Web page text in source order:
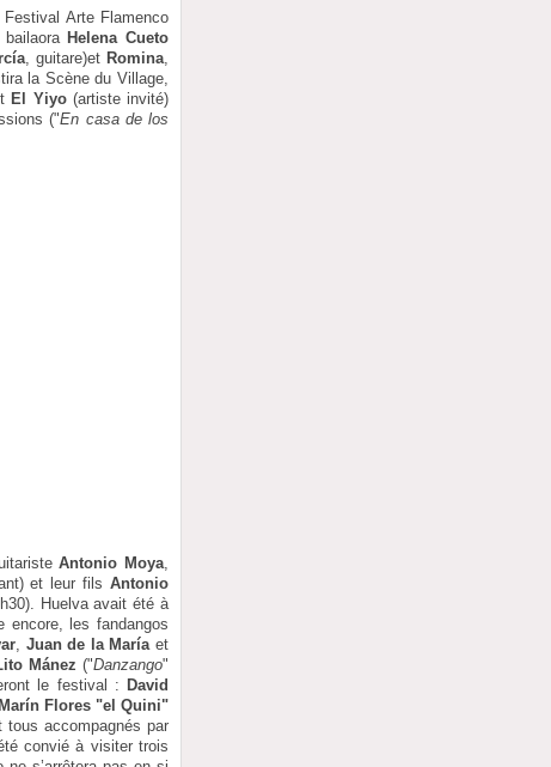
Arte Flamenco
Helena Cueto
, guitare)et Romina,
la Scène du Village,
El Yiyo(artiste invité)
("En casa de los
Antonio Moya,
et leur fils Antonio
Huelva avait été à
encore, les fandangos
Juan de la María et
Mánez ("Danzango"
le festival : David
Flores "el Quini"
accompagnés par
convié à visiter trois